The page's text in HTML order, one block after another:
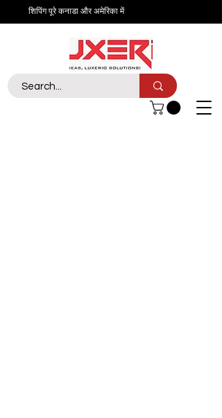
शिपिंग पूरे कनाडा और अमेरिका में